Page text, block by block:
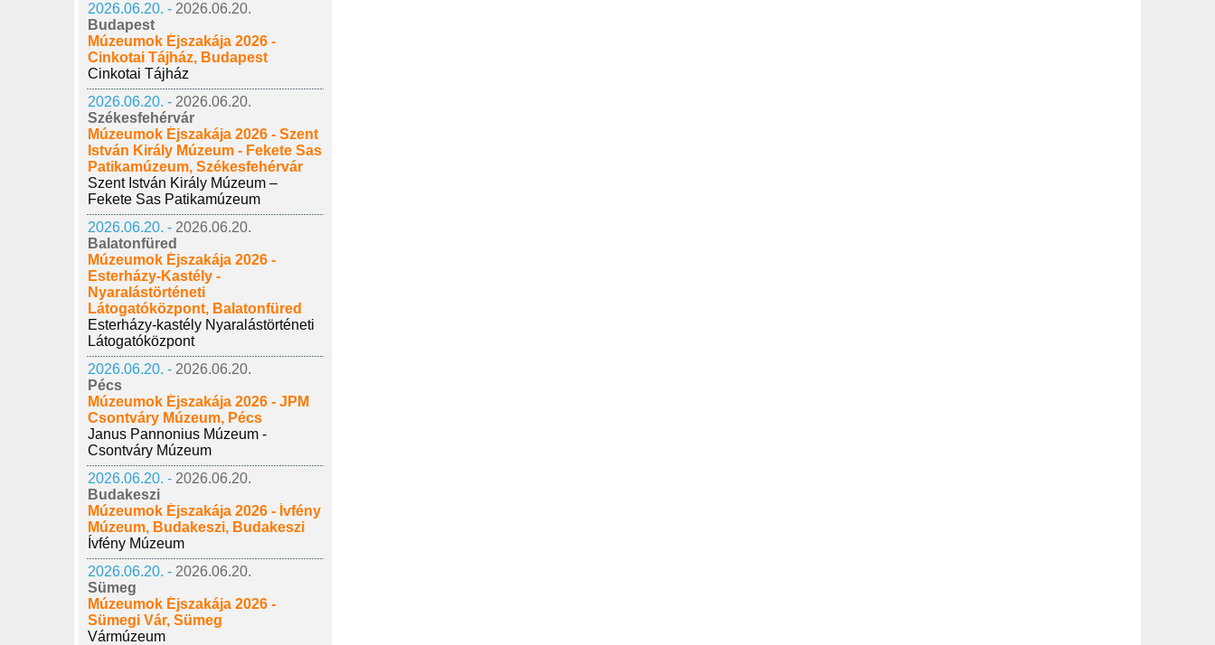
2026.06.20. - 2026.06.20.
Budapest
Múzeumok Éjszakája 2026 -
Cinkotai Tájház, Budapest
Cinkotai Tájház
2026.06.20. - 2026.06.20.
Székesfehérvár
Múzeumok Éjszakája 2026 - Szent
István Király Múzeum - Fekete Sas
Patikamúzeum, Székesfehérvár
Szent István Király Múzeum –
Fekete Sas Patikamúzeum
2026.06.20. - 2026.06.20.
Balatonfüred
Múzeumok Éjszakája 2026 -
Esterházy-Kastély -
Nyaralástörténeti
Látogatóközpont, Balatonfüred
Esterházy-kastély Nyaralástörténeti
Látogatóközpont
2026.06.20. - 2026.06.20.
Pécs
Múzeumok Éjszakája 2026 - JPM
Csontváry Múzeum, Pécs
Janus Pannonius Múzeum -
Csontváry Múzeum
2026.06.20. - 2026.06.20.
Budakeszi
Múzeumok Éjszakája 2026 - Ívfény
Múzeum, Budakeszi, Budakeszi
Ívfény Múzeum
2026.06.20. - 2026.06.20.
Sümeg
Múzeumok Éjszakája 2026 -
Sümegi Vár, Sümeg
Vármúzeum